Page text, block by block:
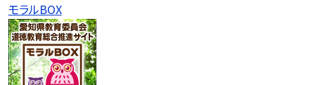
モラルBOX